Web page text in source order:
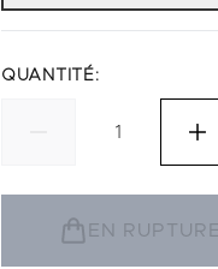
QUANTITÉ:
EN